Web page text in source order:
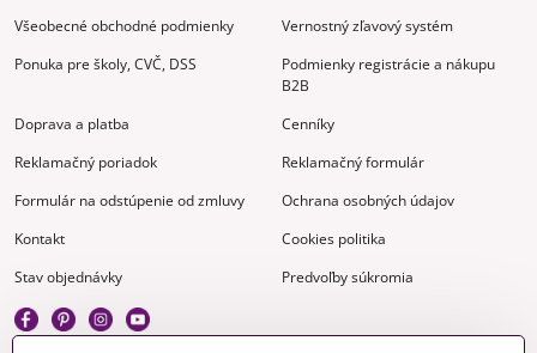
Všeobecné obchodné podmienky
Vernostný zľavový systém
Ponuka pre školy, CVČ, DSS
Podmienky registrácie a nákupu
B2B
Doprava a platba
Cenníky
Reklamačný poriadok
Reklamačný formulár
Formulár na odstúpenie od zmluvy
Ochrana osobných údajov
Kontakt
Cookies politika
Stav objednávky
Predvoľby súkromia